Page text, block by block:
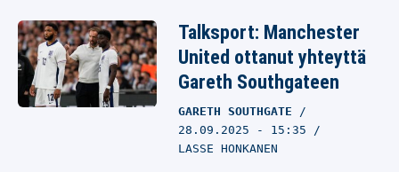
Talksport: Manchester
United ottanut yhteyttä
Gareth Southgateen
GARETH SOUTHGATE
28.09.2025 - 15:35
LASSE HONKANEN